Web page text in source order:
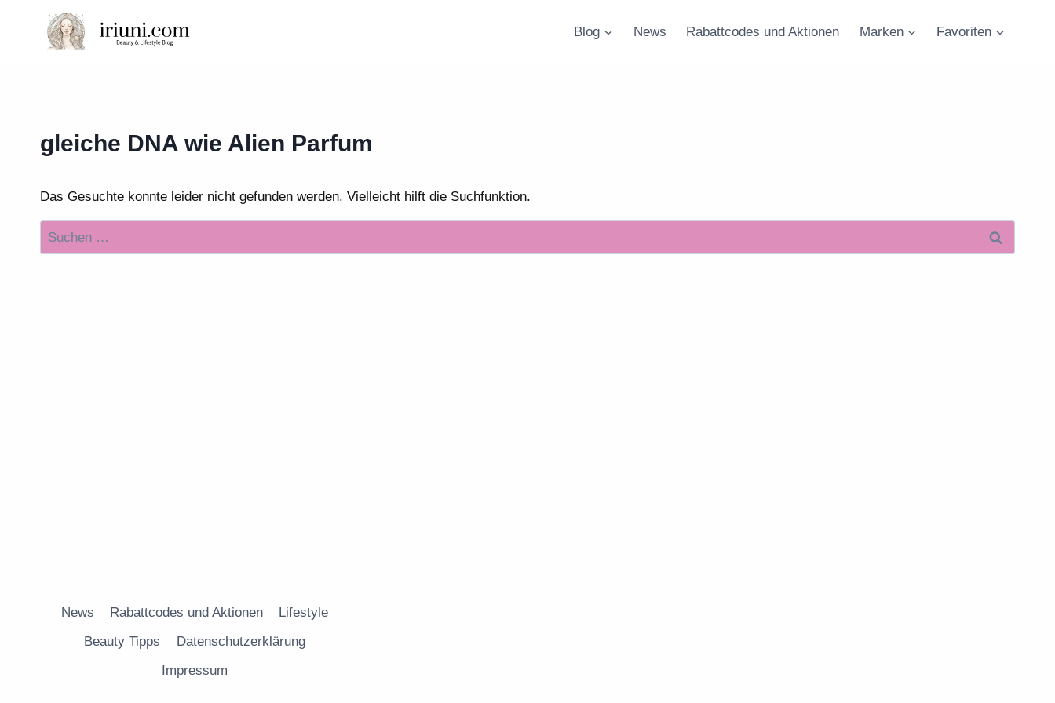
springen
Blog News Rabattcodes und Aktionen Marken Favoriten
gleiche DNA wie Alien Parfum
Das Gesuchte konnte leider nicht gefunden werden. Vielleicht hilft die Suchfunktion.
Suchen
nach:
News Rabattcodes und Aktionen
Lifestyle
Beauty Tipps
Datenschutzerklärung
Impressum